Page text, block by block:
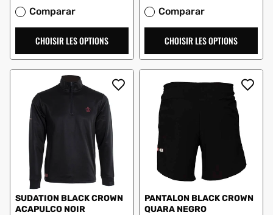
Comparar
CHOISIR LES OPTIONS
Comparar
CHOISIR LES OPTIONS
SUDATION BLACK CROWN
ACAPULCO NOIR
PANTALON BLACK CROWN
QUARA NEGRO